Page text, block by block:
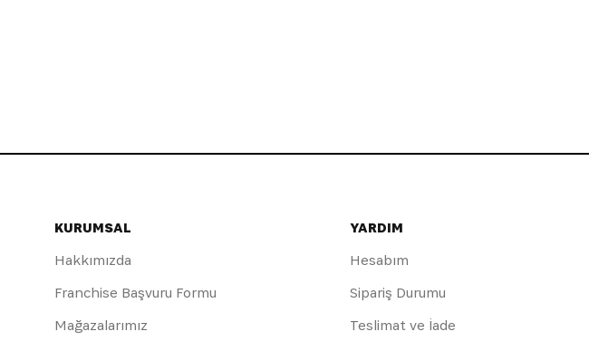
KURUMSAL
Hakkımızda
Franchise Başvuru Formu
Mağazalarımız
YARDIM
Hesabım
Sipariş Durumu
Teslimat ve İade